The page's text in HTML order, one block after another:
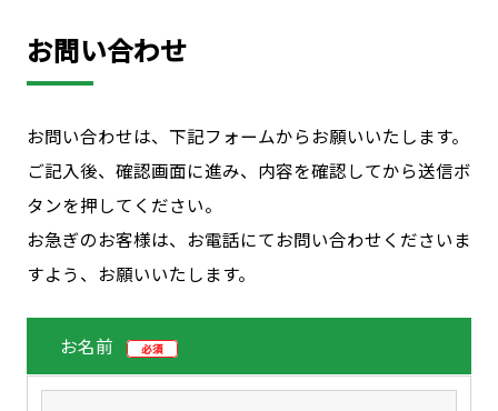
お問い合わせ
お問い合わせは、下記フォームからお願いいたします。
ご記入後、確認画面に進み、内容を確認してから送信ボ
タンを押してください。
お急ぎのお客様は、お電話にてお問い合わせくださいま
すよう、お願いいたします。
お名前 必須